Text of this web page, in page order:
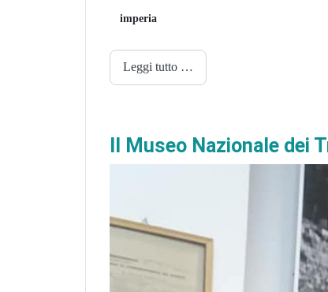
imperia
Leggi tutto …
Il Museo Nazionale dei